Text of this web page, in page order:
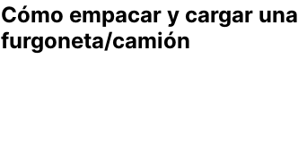
Cómo empacar y cargar una
furgoneta/camión